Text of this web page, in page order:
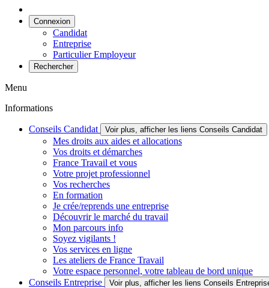
Connexion
Candidat
Entreprise
Particulier Employeur
Rechercher
Menu
Informations
Conseils Candidat Voir plus, afficher les liens Conseils Candidat
Mes droits aux aides et allocations
Vos droits et démarches
France Travail et vous
Votre projet professionnel
Vos recherches
En formation
Je crée/reprends une entreprise
Découvrir le marché du travail
Mon parcours info
Soyez vigilants !
Vos services en ligne
Les ateliers de France Travail
Votre espace personnel, votre tableau de bord unique
Conseils Entreprise
Voir plus, afficher les liens Conseils